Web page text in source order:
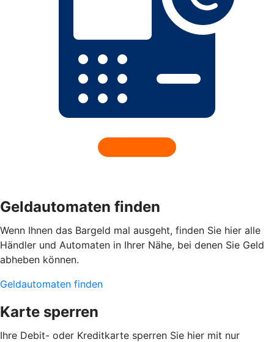
Geldautomaten finden
Wenn Ihnen das Bargeld mal ausgeht, finden Sie hier alle
Händler und Automaten in Ihrer Nähe, bei denen Sie Geld
abheben können.
Geldautomaten finden
Karte sperren
Ihre Debit- oder Kreditkarte sperren Sie hier mit nur